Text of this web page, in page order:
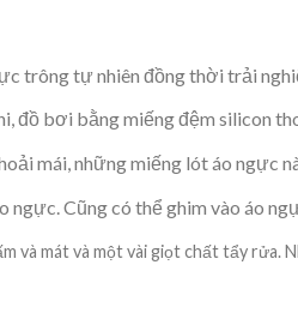
trông tự nhiên đồng thời trải
đồ bơi bằng miếng đệm silicon
mái, những miếng lót áo ngực
Cũng có thể ghim vào áo
và mát và một vài giọt chất tẩy rửa.